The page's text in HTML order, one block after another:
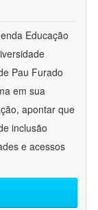
Educação
Pau Furado
em sua
apontar que
inclusão
e acessos